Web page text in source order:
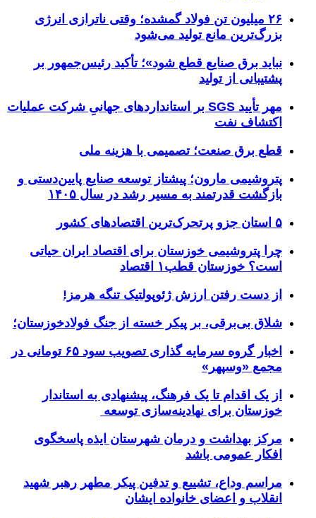
۲۶ میلیون تن فولاد گمشده؛ وقتی ناترازی انرژی
بزرگ‌ترین مانع تولید می‌شود
نباید برق صنایع قطع شود»؛ تأکید رئیس‌جمهور بر
پشتیبانی از تولید
مهر تأیید SGS بر استانداردهای جهانیِ شرکت عملیات
اکتشاف نفت
قطع برق صنعت؛ تصمیمی با هزینه ملی
پتروشیمی مارون؛ پیشتاز توسعه صنایع پایین‌دستی و
بازگشت قدرتمند به مسیر رشد در سال ۱۴۰۵
۵ استان جزو پرتحرک‌ترین اقتصاد‌های کشور
چرا پتروشیمی خوزستان برای اقتصاد ایران حیاتی
است؟ خوزستان قطب۱ اقتصاد
از دست رفتن ارزش ژئوپولتیک تنگه هرمز!
شلاق‌ بی‌برقی، بر پیکر خسته‌ از جنگ فولادخوزستان؛
اخبار گروه سرمایه گذاری تصویب سود ۶۵ تومانی در
مجمع «وسپهر»
از یک اقدام تا یک فرهنگ، پیشنهادی به استاندار
خوزستان برای نهادینه‌سازی توسعه
مرکز بهداشت و درمان شهرستان ایذه پاسخگوی
افکار عمومی باشد
مراسم وداع، تشییع و تدفین پیکر مطهر رهبر شهید
انقلاب و اعضای خانواده ایشان